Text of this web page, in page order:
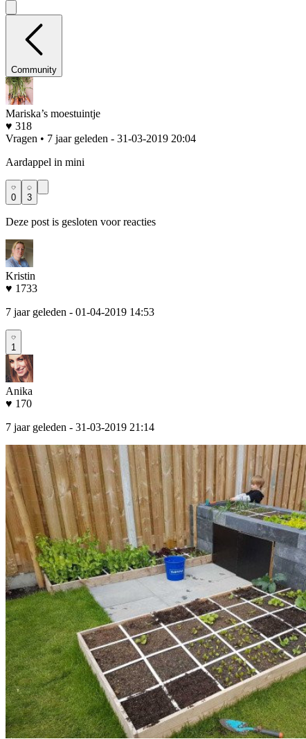
Community
Mariska’s moestuintje
♥ 318
Vragen • 7 jaar geleden - 31-03-2019 20:04
Aardappel in mini
0 3
Deze post is gesloten voor reacties
Kristin
♥ 1733
7 jaar geleden - 01-04-2019 14:53
1
Anika
♥ 170
7 jaar geleden - 31-03-2019 21:14